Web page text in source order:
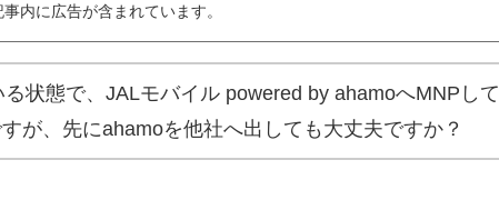
事内に広告が含まれています。
状態で、JALモバイル powered by ahamoへMNPして
が、先にahamoを他社へ出しても大丈夫ですか？